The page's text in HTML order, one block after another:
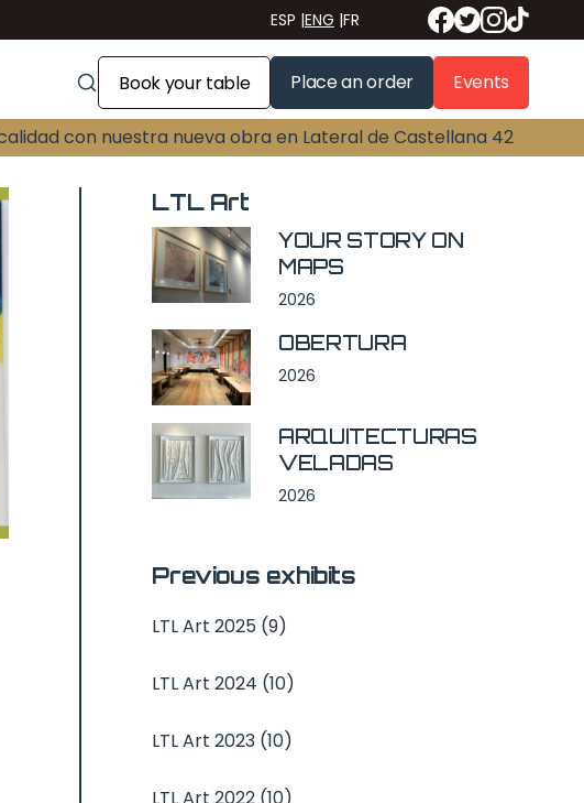
ESP |ENG |FR
Book your table Place an order Events
con nuestra nueva obra en Lateral de Castellana 42
LTL Art
YOUR STORY ON
MAPS
2026
OBERTURA
2026
ARQUITECTURAS
VELADAS
2026
Previous exhibits
LTL Art 2025 (9)
LTL Art 2024 (10)
LTL Art 2023 (10)